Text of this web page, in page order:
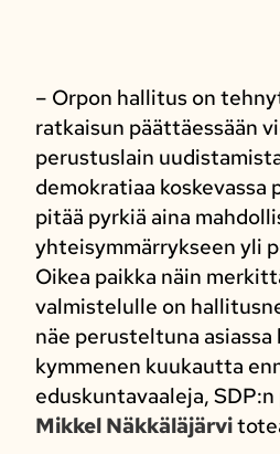
– Orpon hallitus on
ratkaisun päättäessään
perustuslain
demokratiaa koskevassa
pitää pyrkiä aina
yhteisymmärrykseen yli
Oikea paikka näin
valmistelulle on
näe perusteltuna
kymmenen kuukautta
eduskuntavaaleja,
Mikkel Näkkäläjärvi